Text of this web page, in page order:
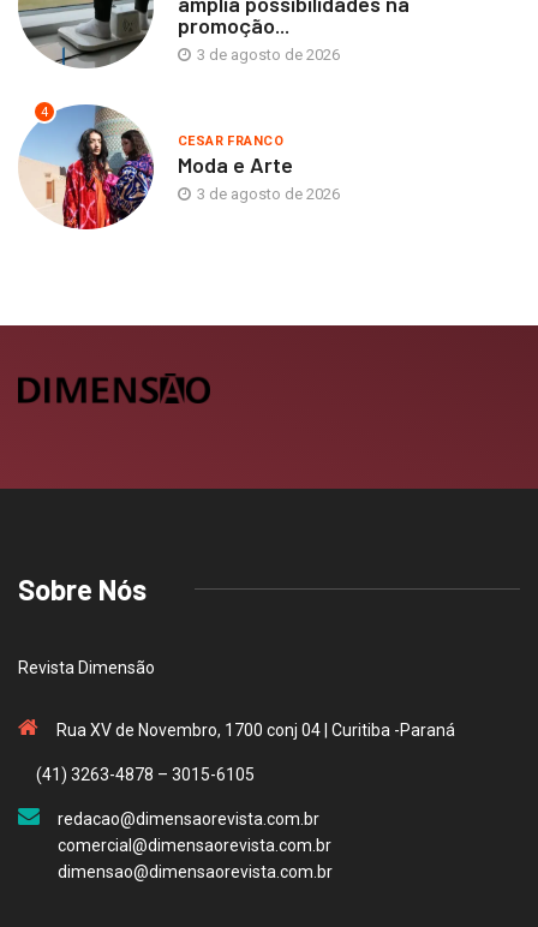
promoção...
3 de agosto de 2026
4
CESAR FRANCO
Moda e Arte
3 de agosto de 2026
Sobre Nós
Revista Dimensão
Rua XV de Novembro, 1700 conj 04 | Curitiba -Paraná
(41) 3263-4878 – 3015-6105
redacao@dimensaorevista.com.br
comercial@dimensaorevista.com.br
dimensao@dimensaorevista.com.br